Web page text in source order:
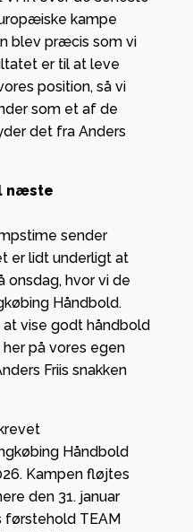
kampe
blev præcis som vi
er til at leve
position, så vi
som et af de
det fra Anders
næste
sender
er lidt underligt at
onsdag, hvor vi de
Håndbold.
vise godt håndbold
på vores egen
Friis snakken
Håndbold
Kampen fløjtes
den 31. januar
førstehold TEAM